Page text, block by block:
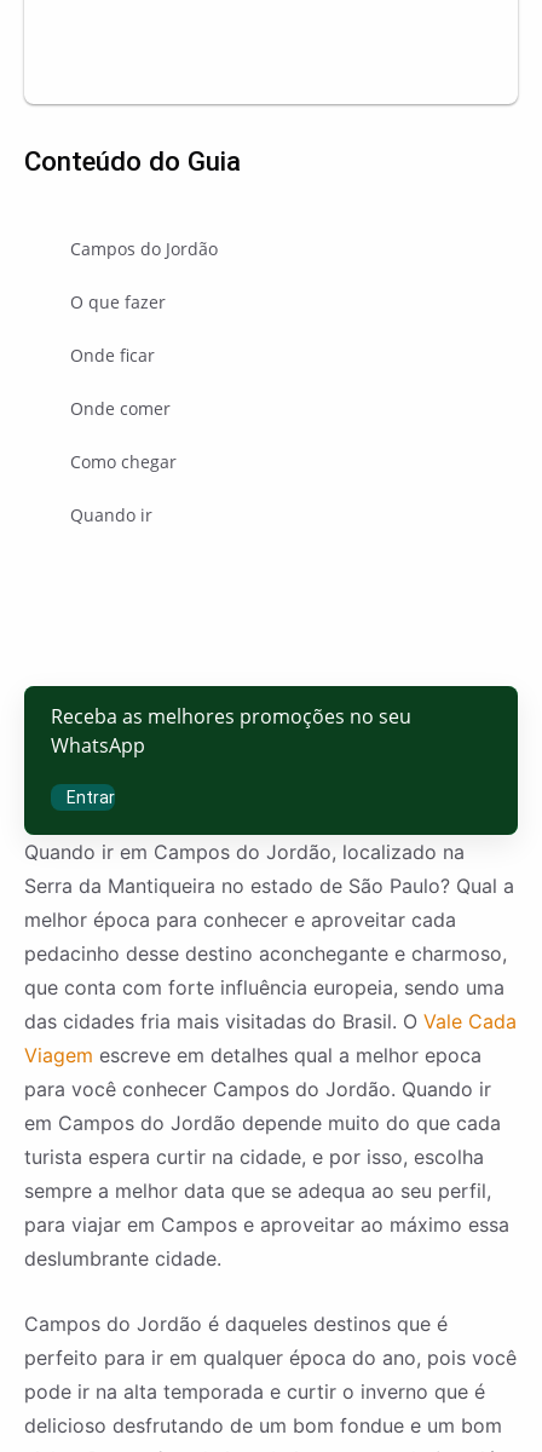
Conteúdo do Guia
Campos do Jordão
O que fazer
Onde ficar
Onde comer
Como chegar
Quando ir
Receba as melhores promoções no seu
WhatsApp
Entrar
Quando ir em Campos do Jordão, localizado na
Serra da Mantiqueira no estado de São Paulo? Qual a
melhor época para conhecer e aproveitar cada
pedacinho desse destino aconchegante e charmoso,
que conta com forte influência europeia, sendo uma
das cidades fria mais visitadas do Brasil. O Vale Cada
Viagem escreve em detalhes qual a melhor epoca
para você conhecer Campos do Jordão. Quando ir
em Campos do Jordão depende muito do que cada
turista espera curtir na cidade, e por isso, escolha
sempre a melhor data que se adequa ao seu perfil,
para viajar em Campos e aproveitar ao máximo essa
deslumbrante cidade.
Campos do Jordão é daqueles destinos que é
perfeito para ir em qualquer época do ano, pois você
pode ir na alta temporada e curtir o inverno que é
delicioso desfrutando de um bom fondue e um bom